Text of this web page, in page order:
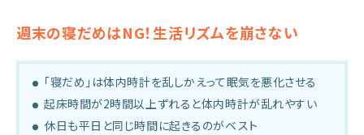
週末の寝だめはNG！生活リズムを崩さない
「寝だめ」は体内時計を乱しかえって眠気を悪化させる
起床時間が2時間以上ずれると体内時計が乱れやすい
休日も平日と同じ時間に起きるのがベスト